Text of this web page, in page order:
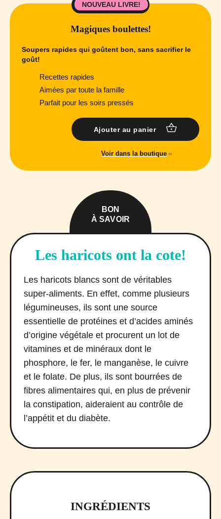
NOUVEAU LIVRE!
Magiques boulettes!
Soupers rapides qui goûtent bon, sans sacrifier le
goût!
Recettes rapides
Aimées par toute la famille
Parfait pour les soirs pressés
Ajouter au panier
Voir dans la boutique
BON
À SAVOIR
Les haricots ont la cote!
Les haricots blancs sont de véritables
super-aliments. En effet, comme plusieurs
légumineuses, ils sont une source
essentielle de protéines et d’acides aminés
d’origine végétale et procurent un lot de
vitamines et de minéraux dont le
phosphore, le fer, le manganèse, le cuivre
et le folate. De plus, ils sont bourrées de
fibres alimentaires qui, en plus de prévenir
la constipation, aideraient au contrôle de
l’appétit et du diabète.
INGRÉDIENTS